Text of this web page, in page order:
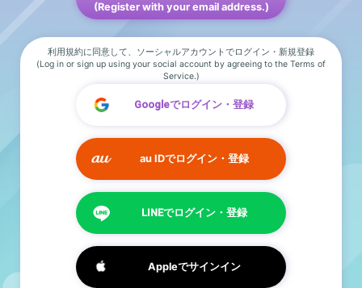
(Register with your email address.)
利用規約に同意して、ソーシャルアカウントでログイン・新規登録
(Log in or sign up using your social account by agreeing to the Terms of
Service.)
Googleでログイン・登録
au IDでログイン・登録
LINEでログイン・登録
Appleでサインイン